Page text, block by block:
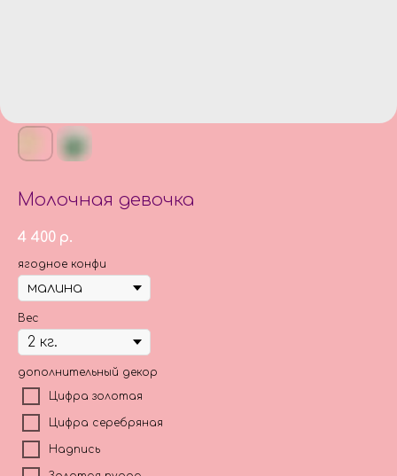
Молочная девочка
4 400 р.
ягодное конфи
Вес
дополнительный декор
Цифра золотая
Цифра серебряная
Надпись